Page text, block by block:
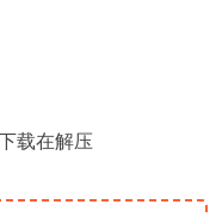
载在解压